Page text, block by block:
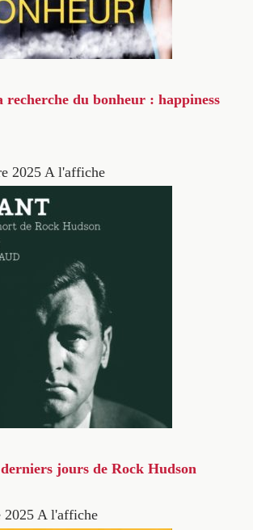
recherche du bonheur : happiness
2025A l'affiche
jours de Rock Hudson
2025A l'affiche